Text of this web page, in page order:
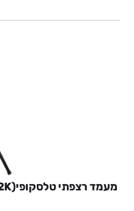
מעמד רצפתי טלסקופי(FLASH2K)